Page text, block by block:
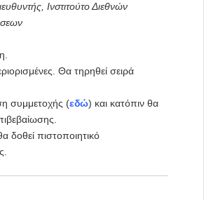
Ινστιτούτο Διεθνών
Θα τηρηθεί σειρά
συμμετοχής (εδώ) και κατόπιν θα
δοθεί πιστοποιητικό